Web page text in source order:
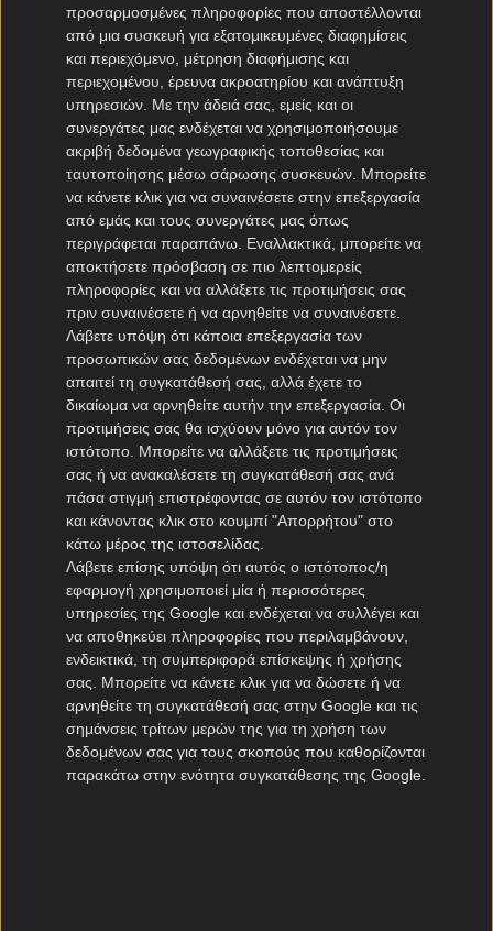
προσαρμοσμένες πληροφορίες που αποστέλλονται
από μια συσκευή για εξατομικευμένες διαφημίσεις
και περιεχόμενο, μέτρηση διαφήμισης και
περιεχομένου, έρευνα ακροατηρίου και ανάπτυξη
υπηρεσιών. Με την άδειά σας, εμείς και οι
συνεργάτες μας ενδέχεται να χρησιμοποιήσουμε
ακριβή δεδομένα γεωγραφικής τοποθεσίας και
ταυτοποίησης μέσω σάρωσης συσκευών. Μπορείτε
να κάνετε κλικ για να συναινέσετε στην επεξεργασία
από εμάς και τους συνεργάτες μας όπως
περιγράφεται παραπάνω. Εναλλακτικά, μπορείτε να
αποκτήσετε πρόσβαση σε πιο λεπτομερείς
πληροφορίες και να αλλάξετε τις προτιμήσεις σας
πριν συναινέσετε ή να αρνηθείτε να συναινέσετε.
Λάβετε υπόψη ότι κάποια επεξεργασία των
προσωπικών σας δεδομένων ενδέχεται να μην
απαιτεί τη συγκατάθεσή σας, αλλά έχετε το
δικαίωμα να αρνηθείτε αυτήν την επεξεργασία. Οι
προτιμήσεις σας θα ισχύουν μόνο για αυτόν τον
ιστότοπο. Μπορείτε να αλλάξετε τις προτιμήσεις
σας ή να ανακαλέσετε τη συγκατάθεσή σας ανά
πάσα στιγμή επιστρέφοντας σε αυτόν τον ιστότοπο
και κάνοντας κλικ στο κουμπί "Απορρήτου" στο
κάτω μέρος της ιστοσελίδας.
Λάβετε επίσης υπόψη ότι αυτός ο ιστότοπος/η
εφαρμογή χρησιμοποιεί μία ή περισσότερες
υπηρεσίες της Google και ενδέχεται να συλλέγει και
να αποθηκεύει πληροφορίες που περιλαμβάνουν,
ενδεικτικά, τη συμπεριφορά επίσκεψης ή χρήσης
σας. Μπορείτε να κάνετε κλικ για να δώσετε ή να
αρνηθείτε τη συγκατάθεσή σας στην Google και τις
σημάνσεις τρίτων μερών της για τη χρήση των
δεδομένων σας για τους σκοπούς που καθορίζονται
παρακάτω στην ενότητα συγκατάθεσης της Google.
Μπάγερν μεταγραφές
Ντόρτμουντ μεταγραφές
Αμβούργο μεταγραφές
Λεβερκούζεν μεταγραφές
Άιντραχτ Φρανκφούρτης μεταγραφές
Μεταγραφές Γαλλία
Παρί Σεν Ζερμέν μεταγραφές
Μονακό μεταγραφές
Μαρσέιγ μεταγραφές
Λυών μεταγραφές
Μεταγραφές Super League 2
Ηρακλής μεταγραφές
ΠΑΣ Γιάννινα μεταγραφές
Πανιώνιος μεταγραφές
Καλλιθέα μεταγραφές
Καλαμάτα μεταγραφές
Νίκη Βόλου μεταγραφές
Μεταγραφές Cyprus League
Πάφος μεταγραφές
ΑΠΟΕΛ μεταγραφές
ΑΕΚ Λάρνακας μεταγραφές
Ομόνοια μεταγραφές